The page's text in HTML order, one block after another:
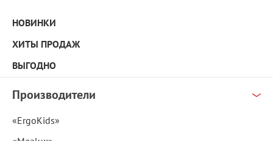
НОВИНКИ
ХИТЫ ПРОДАЖ
ВЫГОДНО
Производители
«ErgoKids»